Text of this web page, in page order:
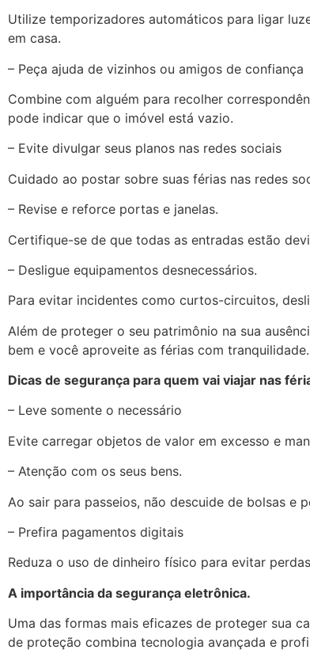
Utilize temporizadores automáticos para ligar
em casa.
– Peça ajuda de vizinhos ou amigos de confiança
Combine com alguém para recolher
pode indicar que o imóvel está vazio.
– Evite divulgar seus planos nas redes sociais
Cuidado ao postar sobre suas férias nas redes
– Revise e reforce portas e janelas.
Certifique-se de que todas as entradas estão
– Desligue equipamentos desnecessários.
Para evitar incidentes como curtos-circuitos,
Além de proteger o seu patrimônio na sua
bem e você aproveite as férias com tranquilidade.
Dicas de segurança para quem vai viajar nas
– Leve somente o necessário
Evite carregar objetos de valor em excesso e
– Atenção com os seus bens.
Ao sair para passeios, não descuide de bolsas e
– Prefira pagamentos digitais
Reduza o uso de dinheiro físico para evitar
A importância da segurança eletrônica.
Uma das formas mais eficazes de proteger sua
de proteção combina tecnologia avançada e